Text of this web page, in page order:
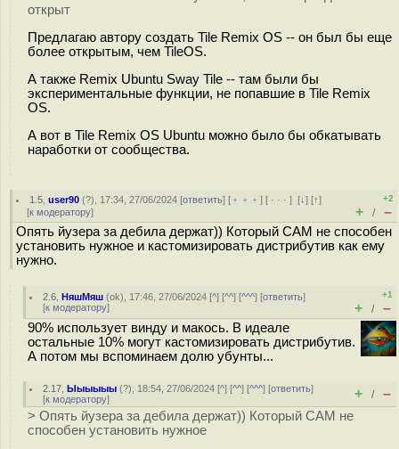
открыт
Предлагаю автору создать Tile Remix OS -- он был бы еще
более открытым, чем TileOS.
А также Remix Ubuntu Sway Tile -- там были бы
экспериментальные функции, не попавшие в Tile Remix
OS.
А вот в Tile Remix OS Ubuntu можно было бы обкатывать
наработки от сообщества.
1.5 ,user90 (?), 17:34, 27/06/2024 [ответить] [ ﹢﹢﹢] [ · · ·][↓] [↑]
[к модератору]
+2
+ / –
Опять йузера за дебила держат)) Который САМ не способен
установить нужное и кастомизировать дистрибутив как ему
нужно.
2.6 ,НяшМяш (ok), 17:46, 27/06/2024 [^] [^^] [^^^] [ответить]
[к модератору]
+1
+ / –
90% использует винду и макось. В идеале
остальные 10% могут кастомизировать дистрибутив.
А потом мы вспоминаем долю убунты...
2.17 ,Ыыыыыы (?), 18:54, 27/06/2024 [^] [^^] [^^^] [ответить]
[к модератору] + / –
> Опять йузера за дебила держат)) Который САМ не
способен установить нужное